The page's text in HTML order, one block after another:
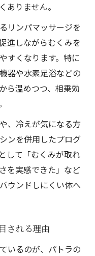
ありません。
リンパマッサージを
進しながらむくみを
すくなります。特に
器や水素足浴などの
ら温めつつ、相乗効
、冷えが気になる方
ンを併用したプログ
して「むくみが取れ
を実感できた」など
ウンドしにくい体へ
される理由
いるのが、パトラの